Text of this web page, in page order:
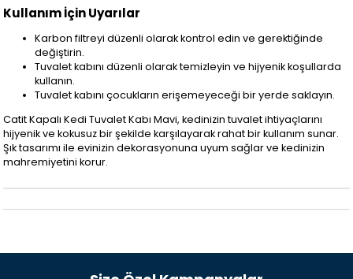
Kullanım İçin Uyarılar
Karbon filtreyi düzenli olarak kontrol edin ve gerektiğinde
değiştirin.
Tuvalet kabını düzenli olarak temizleyin ve hijyenik koşullarda
kullanın.
Tuvalet kabını çocukların erişemeyeceği bir yerde saklayın.
Catit Kapalı Kedi Tuvalet Kabı Mavi, kedinizin tuvalet ihtiyaçlarını
hijyenik ve kokusuz bir şekilde karşılayarak rahat bir kullanım sunar.
Şık tasarımı ile evinizin dekorasyonuna uyum sağlar ve kedinizin
mahremiyetini korur.